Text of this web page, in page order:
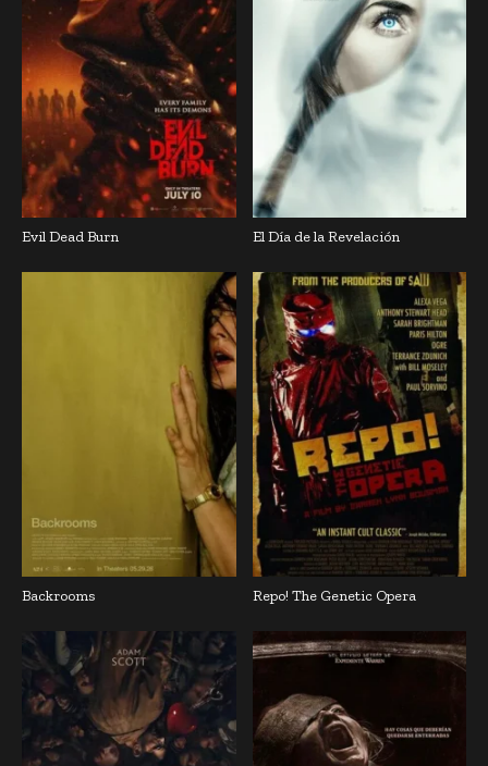
Evil Dead Burn El Día de la Revelación
Backrooms Repo! The Genetic Opera